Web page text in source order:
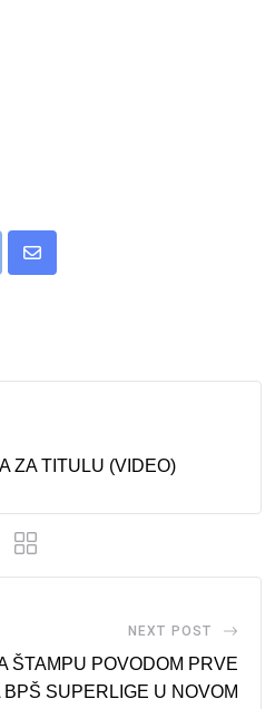
Share
ZA TITULU (VIDEO)
NEXT POST
ŠTAMPU POVODOM PRVE
SUPERLIGE U NOVOM